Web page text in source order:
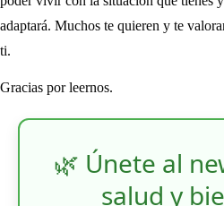
adaptará. Muchos te quieren y te
ti.
Gracias por leernos.
🌿 Únete al
salud y